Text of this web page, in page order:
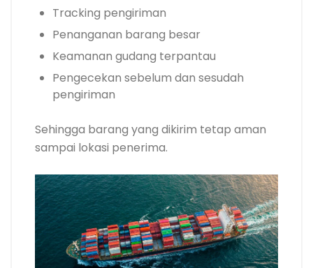
Tracking pengiriman
Penanganan barang besar
Keamanan gudang terpantau
Pengecekan sebelum dan sesudah
pengiriman
Sehingga barang yang dikirim tetap aman
sampai lokasi penerima.